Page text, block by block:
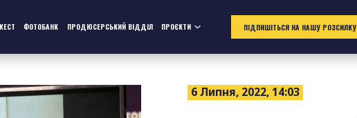
ФОТОБАНК ПРОДЮСЕРСЬКИЙ ВІДДІЛ ПРОЄКТИ ПІДПИШІТЬСЯ НА НАШУ РОЗСИЛКУ
6 Липня, 2022, 14:03